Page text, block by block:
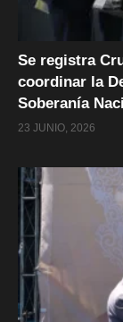
Se registra
coordinar la
Soberanía
23 JUNIO, 2026